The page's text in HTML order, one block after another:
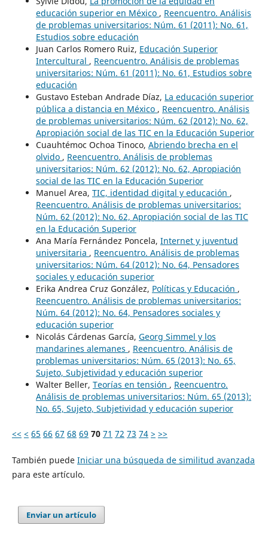
educación superior en México , Reencuentro. Análisis
de problemas universitarios: Núm. 61 (2011): No. 61,
Estudios sobre educación
Juan Carlos Romero Ruiz, Educación Superior
Intercultural , Reencuentro. Análisis de problemas
universitarios: Núm. 61 (2011): No. 61, Estudios sobre
educación
Gustavo Esteban Andrade Díaz, La educación superior
pública a distancia en México , Reencuentro. Análisis
de problemas universitarios: Núm. 62 (2012): No. 62,
Apropiación social de las TIC en la Educación Superior
Cuauhtémoc Ochoa Tinoco, Abriendo brecha en el
olvido , Reencuentro. Análisis de problemas
universitarios: Núm. 62 (2012): No. 62, Apropiación
social de las TIC en la Educación Superior
Manuel Area, TIC, identidad digital y educación ,
Reencuentro. Análisis de problemas universitarios:
Núm. 62 (2012): No. 62, Apropiación social de las TIC
en la Educación Superior
Ana María Fernández Poncela, Internet y juventud
universitaria , Reencuentro. Análisis de problemas
universitarios: Núm. 64 (2012): No. 64, Pensadores
sociales y educación superior
Erika Andrea Cruz González, Políticas y Educación ,
Reencuentro. Análisis de problemas universitarios:
Núm. 64 (2012): No. 64, Pensadores sociales y
educación superior
Nicolás Cárdenas García, Georg Simmel y los
mandarines alemanes , Reencuentro. Análisis de
problemas universitarios: Núm. 65 (2013): No. 65,
Sujeto, Subjetividad y educación superior
Walter Beller, Teorías en tensión , Reencuentro.
Análisis de problemas universitarios: Núm. 65 (2013):
No. 65, Sujeto, Subjetividad y educación superior
<< < 65 66 67 68 69 70 71 72 73 74 > >>
También puede Iniciar una búsqueda de similitud avanzada
para este artículo.
Enviar un artículo